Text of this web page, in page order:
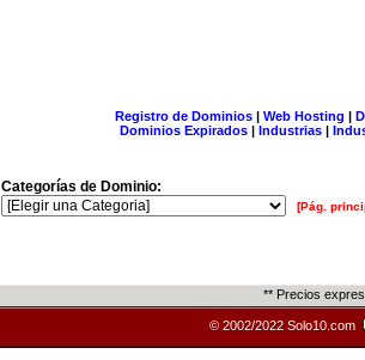
Registro de Dominios| Web Hosting |
Dominios Expirados | Industrias |
Categorías de Dominio:
[Pág.
** Precios
© 2002/2022 Solo10.com